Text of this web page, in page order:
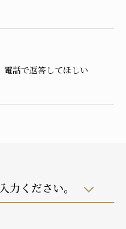
電話で返答してほしい
力ください。